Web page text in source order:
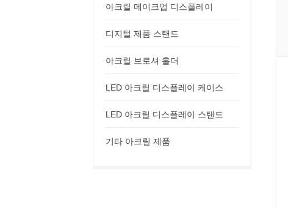
아크릴 메이크업 디스플레이
디지털 제품 스탠드
아크릴 브로셔 홀더
LED 아크릴 디스플레이 케이스
LED 아크릴 디스플레이 스탠드
기타 아크릴 제품